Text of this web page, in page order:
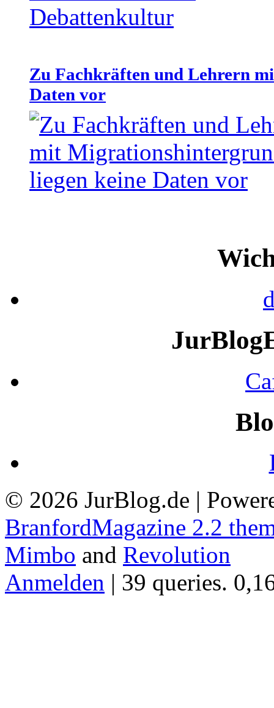
Zu Fachkräften und Lehrern
Daten vor
JurBlog
© 2026 JurBlog.de |
BranfordMagazine 2.2
Mimbo and Revolution
Anmelden | 39 queries.